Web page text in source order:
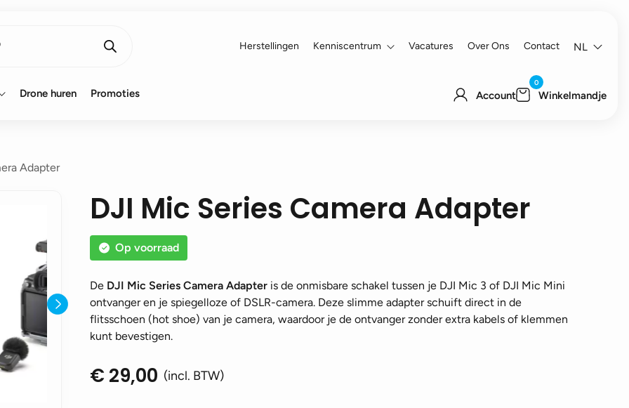
Herstellingen Kenniscentrum Vacatures Over Ons Contact NL
Drone huren Promoties Account
0
Winkelmandje
Adapter
DJI Mic Series Camera Adapter
Op voorraad
De DJI Mic Series Camera Adapter is de onmisbare schakel tussen je DJI Mic 3 of DJI Mic Mini
ontvanger en je spiegelloze of DSLR-camera. Deze slimme adapter schuift direct in de
flitsschoen (hot shoe) van je camera, waardoor je de ontvanger zonder extra kabels of klemmen
kunt bevestigen.
€ 29,00 (incl. BTW)